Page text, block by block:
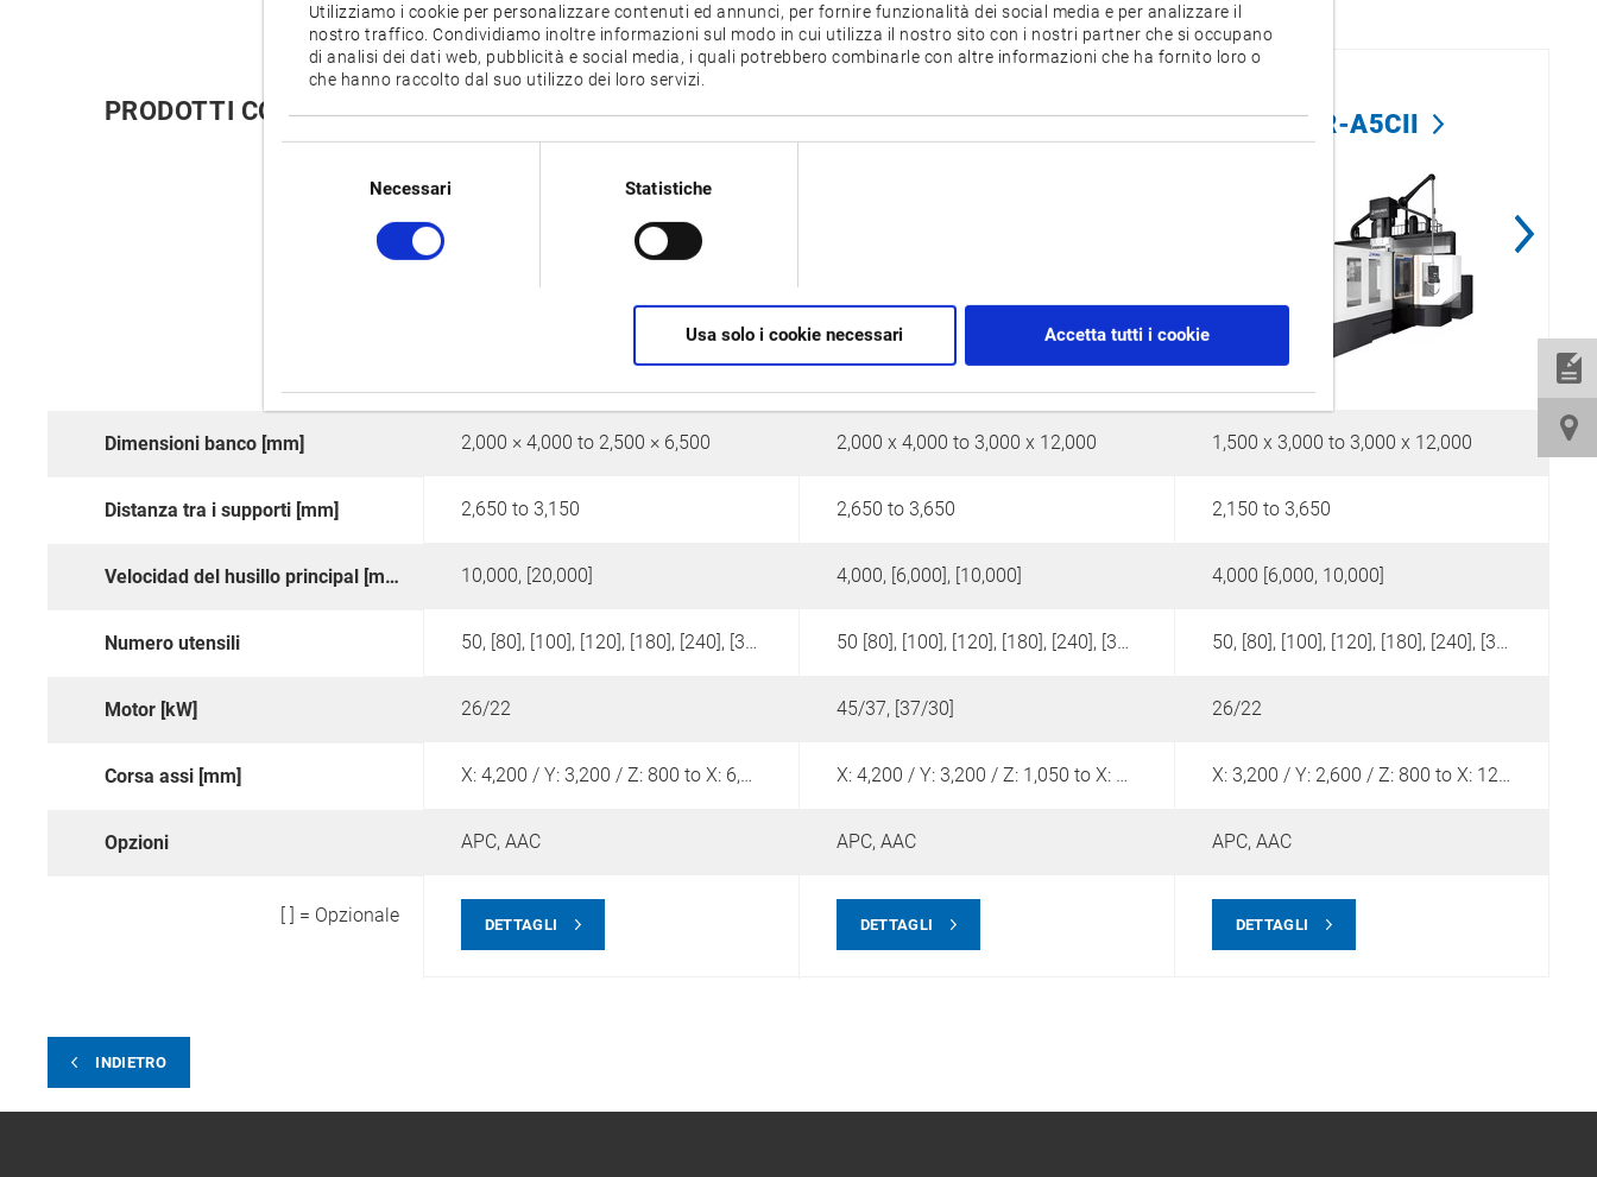
Utilizziamo i cookie per personalizzare contenuti ed annunci, per fornire funzionalità dei social media e per analizzare il
nostro traffico. Condividiamo inoltre informazioni sul modo in cui utilizza il nostro sito con i nostri partner che si occupano
di analisi dei dati web, pubblicità e social media, i quali potrebbero combinarle con altre informazioni che ha fornito loro o
che hanno raccolto dal suo utilizzo dei loro servizi.
Necessari Statistiche
Usa solo i cookie necessari Accetta tutti i cookie
PRODOTTI CORRELATI:
Dimensioni banco [mm]
Distanza tra i supporti [mm]
Velocidad del husillo principal [min-1]
Numero utensili
Motor [kW]
Corsa assi [mm]
Opzioni
[ ] = Opzionale
MCR-S
2,000 × 4,000 to 2,500 × 6,500
2,650 to 3,150
10,000, [20,000]
50, [80], [100], [120], [180], [240], [360]
26/22
X: 4,200 / Y: 3,200 / Z: 800 to X: 6,700 / Y: 3,700 / Z: 800
APC, AAC
DETTAGLI
MCR-C
2,000 x 4,000 to 3,000 x 12,000
2,650 to 3,650
4,000, [6,000], [10,000]
50 [80], [100], [120], [180], [240], [360]
45/37, [37/30]
X: 4,200 / Y: 3,200 / Z: 1,050 to X: 12,200 / Y: 4,200 / Z: 1,250
APC, AAC
DETTAGLI
MCR-A5CII
1,500 x 3,000 to 3,000 x 12,000
2,150 to 3,650
4,000 [6,000, 10,000]
50, [80], [100], [120], [180], [240], [360]
26/22
X: 3,200 / Y: 2,600 / Z: 800 to X: 12,200 / Y: 4,100 / Z: 1,200
APC, AAC
DETTAGLI
INDIETRO